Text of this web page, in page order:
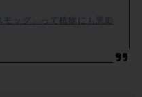
モッグ」って植物にも悪影